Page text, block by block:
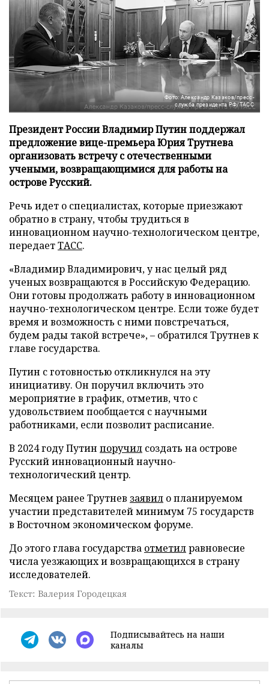
Фото: Александр Казаков/пресс-
служба президента РФ/ТАСС
Президент России Владимир Путин поддержал
предложение вице-премьера Юрия Трутнева
организовать встречу с отечественными
учеными, возвращающимися для работы на
острове Русский.
Речь идет о специалистах, которые приезжают
обратно в страну, чтобы трудиться в
инновационном научно-технологическом центре,
передаетТАСС.
«Владимир Владимирович, у нас целый ряд
ученых возвращаются в Российскую Федерацию.
Они готовы продолжать работу в инновационном
научно-технологическом центре. Если тоже будет
время и возможность с ними повстречаться,
будем рады такой встрече», – обратился Трутнев к
главе государства.
Путин с готовностью откликнулся на эту
инициативу. Он поручил включить это
мероприятие в график, отметив, что с
удовольствием пообщается с научными
работниками, если позволит расписание.
В 2024 году Путин поручил создать на острове
Русский инновационный научно-
технологический центр.
Месяцем ранее Трутнев заявил о планируемом
участии представителей минимум 75 государств
в Восточном экономическом форуме.
До этого глава государства отметилравновесие
числа уезжающих и возвращающихся в страну
исследователей.
Текст: Валерия Городецкая
Подписывайтесь на наши
каналы